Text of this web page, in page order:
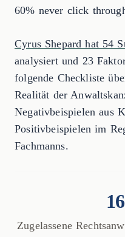
60% never click
Cyrus Shepard hat 54
analysiert und 23
folgende Checkliste
Realität der
Negativbeispielen aus
Positivbeispielen im
Fachmanns.
Zugelassene